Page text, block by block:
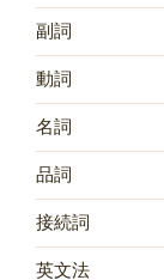
副詞
動詞
名詞
品詞
接続詞
英文法